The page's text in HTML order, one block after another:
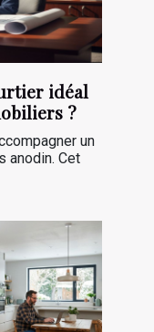
idéal
?
un
anodin. Cet